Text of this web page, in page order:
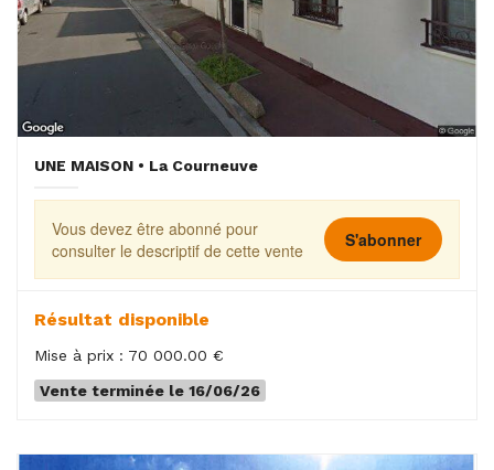
UNE MAISON • La Courneuve
Vous devez être abonné pour
consulter le descriptif de cette vente
S'abonner
Résultat disponible
Mise à prix : 70 000.00 €
Vente terminée le 16/06/26